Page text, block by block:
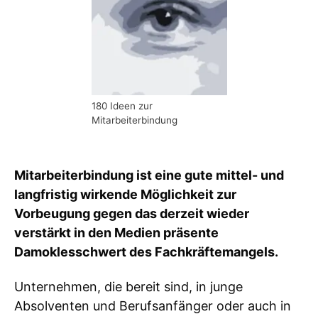
180 Ideen zur
Mitarbeiterbindung
Mitarbeiterbindung ist eine gute mittel- und
langfristig wirkende Möglichkeit zur
Vorbeugung gegen das derzeit wieder
verstärkt in den Medien präsente
Damoklesschwert des Fachkräftemangels.
Unternehmen, die bereit sind, in junge
Absolventen und Berufsanfänger oder auch in